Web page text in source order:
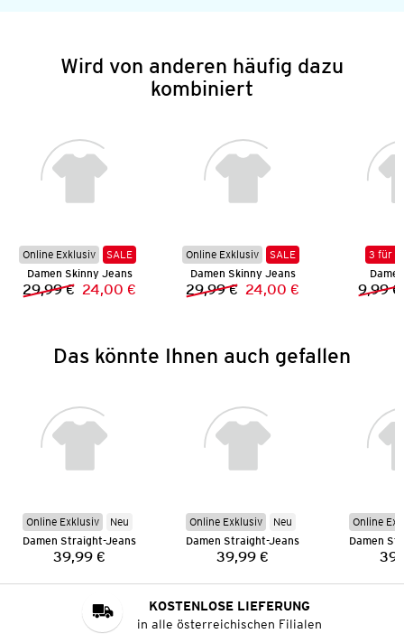
Wird von anderen häufig dazu
kombiniert
Online Exklusiv
SALE
Damen Skinny Jeans
Vorheriger Preis:
29,99 € Neuer Preis:
24,00 €
Online Exklusiv
SALE
Damen Skinny Jeans
Vorheriger Preis:
29,99 € Neuer Preis:
24,00 €
3 für 2
9,99 €
Das könnte Ihnen auch gefallen
Online Exklusiv
Neu
Damen Straight-Jeans
Preis:
39,99 €
Online Exklusiv
Neu
Damen Straight-Jeans
Preis:
39,99 €
Online
Damen
KOSTENLOSE LIEFERUNG
in alle österreichischen Filialen